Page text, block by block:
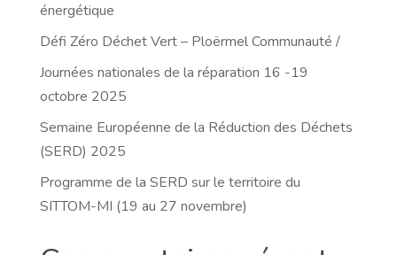
énergétique
Défi Zéro Déchet Vert – Ploërmel Communauté /
Journées nationales de la réparation 16 -19
octobre 2025
Semaine Européenne de la Réduction des Déchets
(SERD) 2025
Programme de la SERD sur le territoire du
SITTOM-MI (19 au 27 novembre)